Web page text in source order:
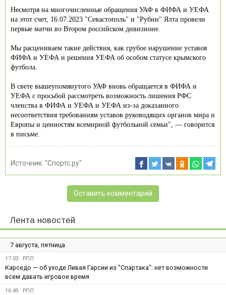
Несмотря на многочисленные обращения УАФ в ФИФА и УЕФА
на этот счет, 16.07.2023 "Севастополь" и "Рубин" Ялта провели
первые матчи во Втором российском дивизионе.
Мы расцениваем такие действия, как грубое нарушение уставов
ФИФА и УЕФА и решения УЕФА об особом статусе крымского
футбола.
В свете вышеупомянутого УАФ вновь обращается в ФИФА и
УЕФА с просьбой рассмотреть возможность лишения РФС
членства в ФИФА и УЕФА и УЕФА из-за доказанного
несоответствия требованиям уставов руководящих органов мира и
Европы и ценностям всемирной футбольной семьи", — говорится
в письме.
Источник: "Спортс.ру"
Оставить комментарий
Лента новостей
7 августа, пятница
17:03 РПЛ
Карседо — об уходе Ливая Гарсии из "Спартака": нет возможности
всем давать игровое время
16:49 РПЛ